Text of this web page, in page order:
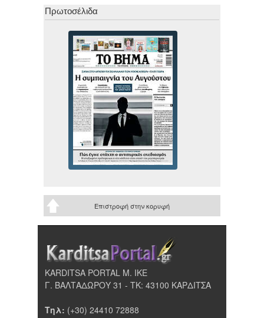
Πρωτοσέλιδα
Επιστροφή στην κορυφή
KARDITSA PORTAL Μ. ΙΚΕ
Γ. ΒΑΛΤΑΔΩΡΟΥ 31 - ΤΚ: 43100 ΚΑΡΔΙΤΣΑ
Τηλ: (+30) 24410 72888